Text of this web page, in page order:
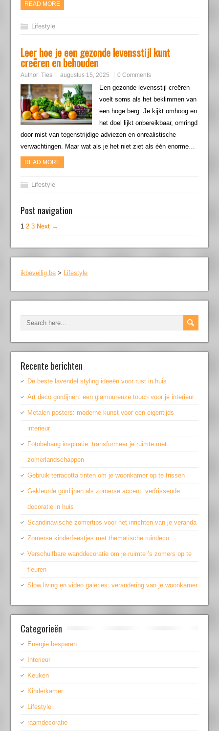
READ MORE
Lifestyle
Leer hoe je een gezonde levensstijl kunt
creëren en behouden
Author:Ties augustus 15, 2025 0 Comments
Een gezonde levensstijl creëren
voelt soms als het beklimmen van
een hoge berg. Je kijkt omhoog en
het doel lijkt onbereikbaar, omringd
door mist van tegenstrijdige adviezen en onrealistische
verwachtingen. Maar wat als je het niet ziet als één enorme…
READ MORE
Lifestyle
Post navigation
1 2 3 Next →
ikbeveilig.be > Lifestyle
Recente berichten
De beste lavendel styling ideeën voor rust in huis
Art deco gordijnen: een glamoureuze touch voor je interieur
Metalen posters: moderne kunst voor een eigentijds
interieur
Fotobehang inspiratie: transformeer je ruimte met
zomerlandschappen
Gebruik terracotta tinten om je woonkamer op te frissen
Gekleurde gordijnen als zomerse accent: verfrissende
decoratie in huis
Scandinavische zomertips voor het inrichten van je veranda
Zomerse kinderfeestjes met thematische tuindeco
Verschuifbare wanddecoratie om je ruimte ’s zomers op te
fleuren
Slow living en video galeries: verandering van je woonkamer
Categorieën
Energie besparen
Interieur
Keuken
Kinderkamer
Lifestyle
raamdecoratie